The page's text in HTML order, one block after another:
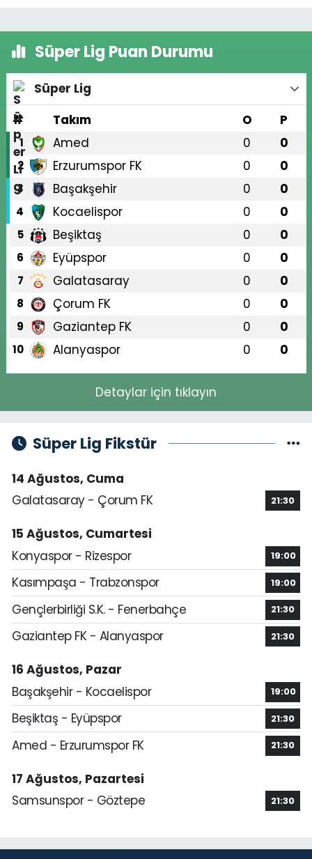
Süper Lig Puan Durumu
Süper Lig
#
Takım O P
1 Amed 0 0
2 Erzurumspor FK 0 0
3 Başakşehir 0 0
4 Kocaelispor 0 0
5 Beşiktaş 0 0
6 Eyüpspor 0 0
7 Galatasaray 0 0
8 Çorum FK 0 0
9 Gaziantep FK 0 0
10 Alanyaspor 0 0
Detaylar için tıklayın
Süper Lig Fikstür
14 Ağustos, Cuma
Galatasaray - Çorum FK
21:30
15 Ağustos, Cumartesi
Konyaspor - Rizespor
19:00
Kasımpaşa - Trabzonspor 19:00
Gençlerbirliği S.K. - Fenerbahçe 21:30
Gaziantep FK - Alanyaspor 21:30
16 Ağustos, Pazar
Başakşehir - Kocaelispor
19:00
Beşiktaş - Eyüpspor 21:30
Amed - Erzurumspor FK 21:30
17 Ağustos, Pazartesi
Samsunspor - Göztepe
21:30